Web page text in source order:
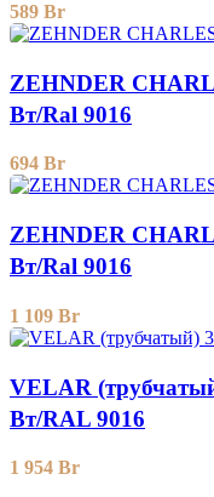
589 Br
ZEHNDER
Вт/Ral 9016
694 Br
ZEHNDER
Вт/Ral 9016
1 109 Br
VELAR
Bт/RAL 9016
1 954 Br